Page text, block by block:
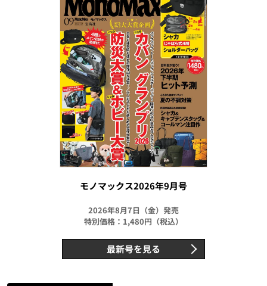
モノマックス2026年9月号
2026年8月7日（金）発売
特別価格：1,480円（税込）
最新号を見る